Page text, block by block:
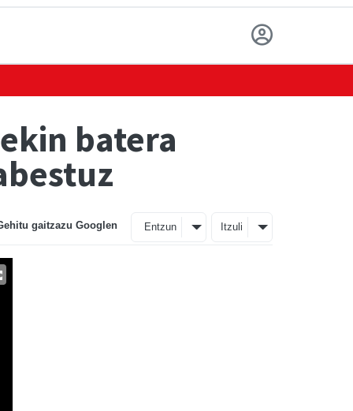
batera
gaitzazu Googlen Entzun Itzuli